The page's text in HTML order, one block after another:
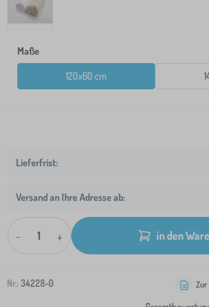
Maße
120x60 cm
Versand an Ihre Adresse ab:
- + in den
Nr.: 34228-0 Zur